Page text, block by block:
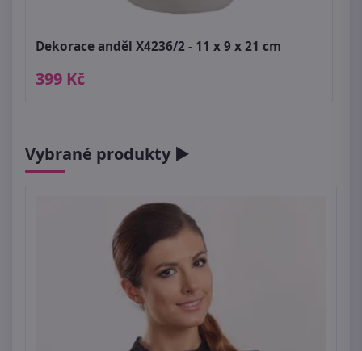
Dekorace anděl X4236/2 - 11 x 9 x 21 cm
399 Kč
Vybrané produkty ►